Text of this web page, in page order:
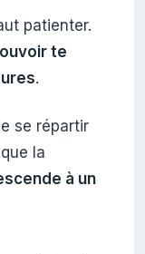
patienter.
te
.
se répartir
la
à un